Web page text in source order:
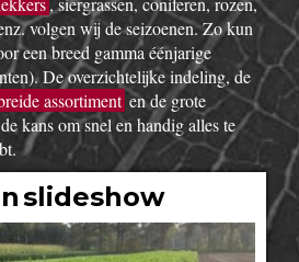
volgen wij de seizoenen. Zo kun
een breed gamma éénjarige
De overzichtelijke indeling, de
assortiment en de grote
kans om snel en handig alles te
slideshow